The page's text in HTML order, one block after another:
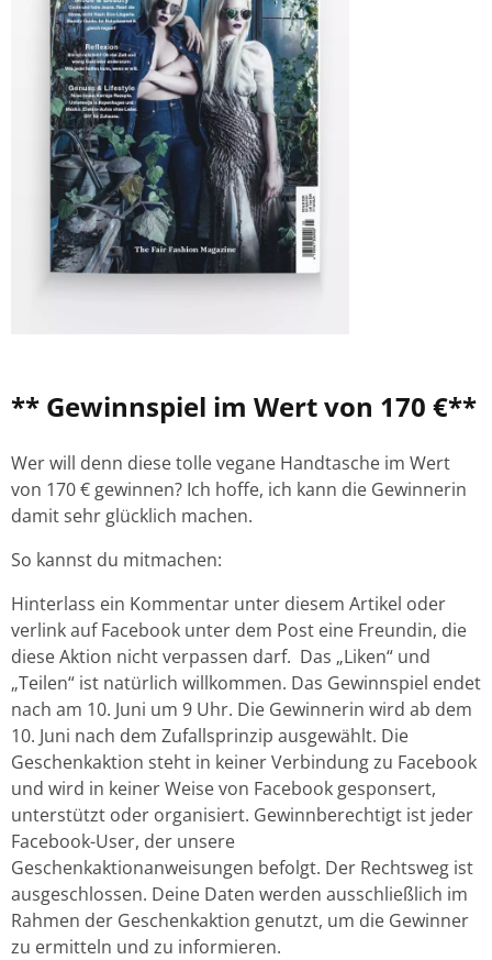
** Gewinnspiel im Wert von 170 €**
Wer will denn diese tolle vegane Handtasche im Wert
von 170 € gewinnen? Ich hoffe, ich kann die Gewinnerin
damit sehr glücklich machen.
So kannst du mitmachen:
Hinterlass ein Kommentar unter diesem Artikel oder
verlink auf Facebook unter dem Post eine Freundin, die
diese Aktion nicht verpassen darf. Das „Liken“ und
„Teilen“ ist natürlich willkommen. Das Gewinnspiel endet
nach am 10. Juni um 9 Uhr. Die Gewinnerin wird ab dem
10. Juni nach dem Zufallsprinzip ausgewählt. Die
Geschenkaktion steht in keiner Verbindung zu Facebook
und wird in keiner Weise von Facebook gesponsert,
unterstützt oder organisiert. Gewinnberechtigt ist jeder
Facebook-User, der unsere
Geschenkaktionanweisungen befolgt. Der Rechtsweg ist
ausgeschlossen. Deine Daten werden ausschließlich im
Rahmen der Geschenkaktion genutzt, um die Gewinner
zu ermitteln und zu informieren.